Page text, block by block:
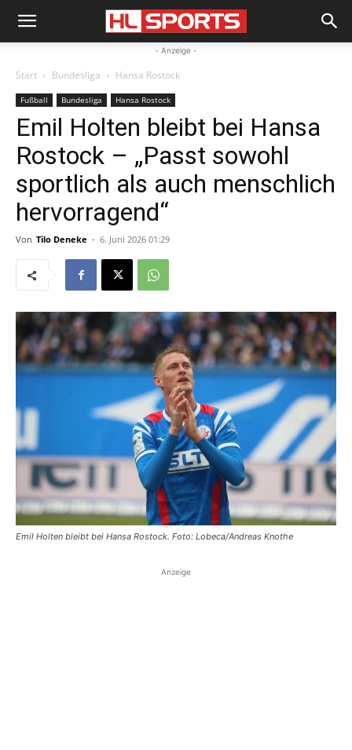
- Anzeige -
Start Bundesliga Hansa Rostock
Fußball Bundesliga Hansa Rostock
Emil Holten bleibt bei Hansa
Rostock – „Passt sowohl
sportlich als auch menschlich
hervorragend“
Von Tilo Deneke - 6. Juni 2026 01:29
Emil Holten bleibt bei Hansa Rostock. Foto: Lobeca/Andreas Knothe
Anzeige